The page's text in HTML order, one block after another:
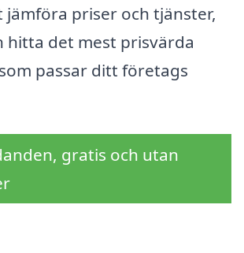
priser och tjänster,
hitta det mest prisvärda
passar ditt företags
gratis och utan